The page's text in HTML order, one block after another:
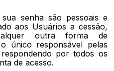
senha são pessoais e
aos Usuários a cessão,
outra forma de
único responsável pelas
por todos os
de acesso.